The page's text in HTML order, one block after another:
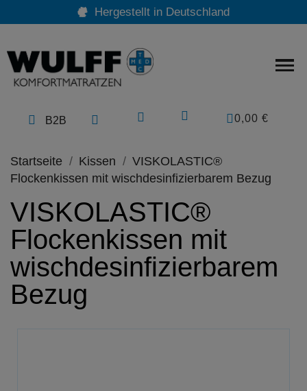
Hergestellt in Deutschland
0,00 €
B2B
Startseite Kissen
VISKOLASTIC®
Flockenkissen mit wischdesinfizierbarem Bezug
VISKOLASTIC®
Flockenkissen mit
wischdesinfizierbarem
Bezug